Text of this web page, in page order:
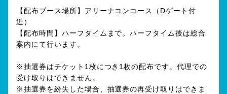
【配布ブース場所】アリーナコンコース（Dゲート付
近）
【配布時間】ハーフタイムまで。ハーフタイム後は総合
案内にて行います。
※抽選券はチケット1枚につき1枚の配布です。代理での
受け取りはできません。
※抽選券を紛失した場合、抽選券の再受け取りはできま